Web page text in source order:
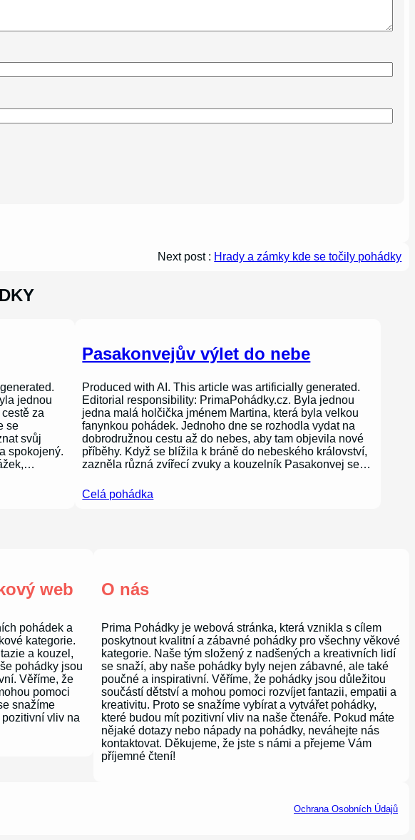
Next post : Hrady a zámky kde se točily pohádky
jednou
za
se
svůj
spokojený.
Pasakonvejův výlet do nebe
Produced with AI. This article was artificially generated.
Editorial responsibility: PrimaPohádky.cz. Byla jednou
jedna malá holčička jménem Martina, která byla velkou
fanynkou pohádek. Jednoho dne se rozhodla vydat na
dobrodružnou cestu až do nebes, aby tam objevila nové
příběhy. Když se blížila k bráně do nebeského království,
zazněla různá zvířecí zvuky a kouzelník Pasakonvej se…
Celá pohádka
web
pohádek a
kategorie.
a kouzel,
pohádky jsou
Věříme, že
pomoci
snažíme
pozitivní vliv na
O nás
Prima Pohádky je webová stránka, která vznikla s cílem
poskytnout kvalitní a zábavné pohádky pro všechny věkové
kategorie. Naše tým složený z nadšených a kreativních lidí
se snaží, aby naše pohádky byly nejen zábavné, ale také
poučné a inspirativní. Věříme, že pohádky jsou důležitou
součástí dětství a mohou pomoci rozvíjet fantazii, empatii a
kreativitu. Proto se snažíme vybírat a vytvářet pohádky,
které budou mít pozitivní vliv na naše čtenáře. Pokud máte
nějaké dotazy nebo nápady na pohádky, neváhejte nás
kontaktovat. Děkujeme, že jste s námi a přejeme Vám
příjemné čtení!
Ochrana Osobních Údajů